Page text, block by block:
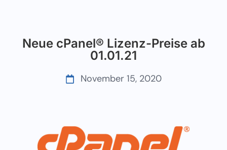
Neue cPanel® Lizenz-Preise ab
01.01.21
November 15, 2020